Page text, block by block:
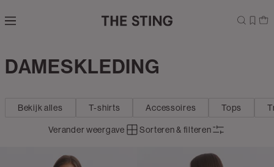
direct naar
zoekbalk
naar de
Dames
DAMESKLEDING
Bekijk alles T-shirts Accessoires Tops
Verander weergave Sorteren & filteren